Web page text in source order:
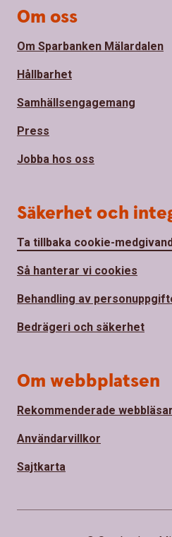
Om oss
Om Sparbanken Mälardalen
Hållbarhet
Samhällsengagemang
Press
Jobba hos oss
Säkerhet och
Ta tillbaka cookie-
Så hanterar vi cookies
Behandling av
Bedrägeri och säkerhet
Om webbplatsen
Rekommenderade
Användarvillkor
Sajtkarta